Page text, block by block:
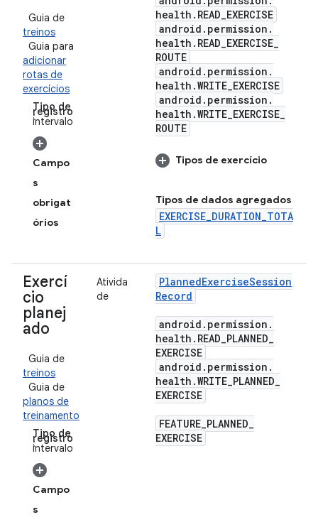
Guia de
treinos
Guia para
adicionar
rotas de
exercícios
Tipo de
registro
:intervalo
Campo
s
obrigat
órios
health . READ_EXERCISE
android . permission .
health . READ_EXERCISE_
ROUTE
android . permission .
health .WRITE_EXERCISE
android . permission .
health .WRITE_EXERCISE_
ROUTE
Tipos de exercício
Tipos de dados agregados
EXERCISE_DURATION_TOTA
L
Exercí
cio
planej
ado
Guia de
treinos
Guia de
planos de
treinamento
Tipo de
registro
:intervalo
Campo
s
Ativida
de
PlannedExerciseSession
Record
android . permission .
health . READ_PLANNED_
EXERCISE
android . permission .
health .WRITE_PLANNED_
EXERCISE
FEATURE_PLANNED_
EXERCISE